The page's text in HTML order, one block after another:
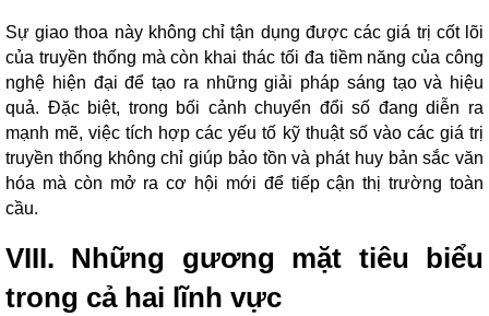
Sự giao thoa này không chỉ tận dụng được các giá trị cốt lõi
của truyền thống mà còn khai thác tối đa tiềm năng của công
nghệ hiện đại để tạo ra những giải pháp sáng tạo và hiệu
quả. Đặc biệt, trong bối cảnh chuyển đổi số đang diễn ra
mạnh mẽ, việc tích hợp các yếu tố kỹ thuật số vào các giá trị
truyền thống không chỉ giúp bảo tồn và phát huy bản sắc văn
hóa mà còn mở ra cơ hội mới để tiếp cận thị trường toàn
cầu.
VIII. Những gương mặt tiêu biểu
trong cả hai lĩnh vực